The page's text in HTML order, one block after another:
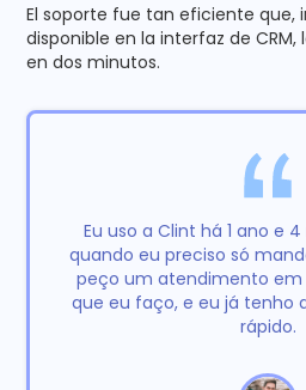
El soporte fue tan eficiente que,
disponible en la interfaz de CRM,
en dos minutos.
Eu uso a Clint há 1 ano e
quando eu preciso só
peço um atendimento em
que eu faço, e eu já tenho
rápido.